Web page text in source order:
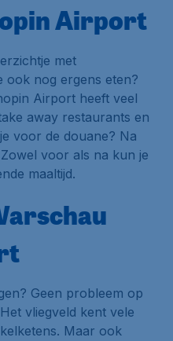
Airport
met
ook nog ergens eten?
Airport heeft veel
away restaurants en
voor de douane? Na
voor als na kun je
maaltijd.
Geen probleem op
vliegveld kent vele
Maar ook